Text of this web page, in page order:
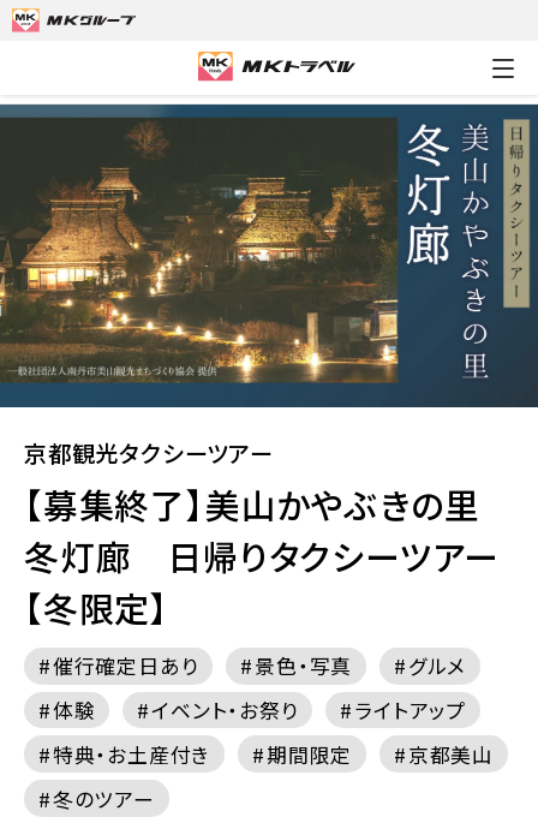
京都観光タクシーツアー 【募集終了】美山
京都観光タクシーツアー
【募集終了】美山かやぶきの里
冬灯廊 日帰りタクシーツアー
【冬限定】
催行確定日あり 景色・写真
グルメ
体験
イベント・お祭り
ライトアップ
特典・お土産付き
期間限定
京都美山
冬のツアー